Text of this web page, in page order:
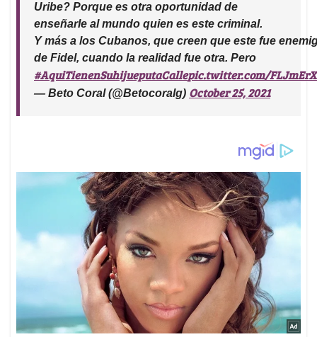
Uribe? Porque es otra oportunidad de
enseñarle al mundo quien es este criminal.
Y más a los Cubanos, que creen que este fue
de Fidel, cuando la realidad fue otra. Pero
#AquiTienenSuhijueputaCallepic.twitter.com/
— Beto Coral (@Betocoralg) October 25, 2021